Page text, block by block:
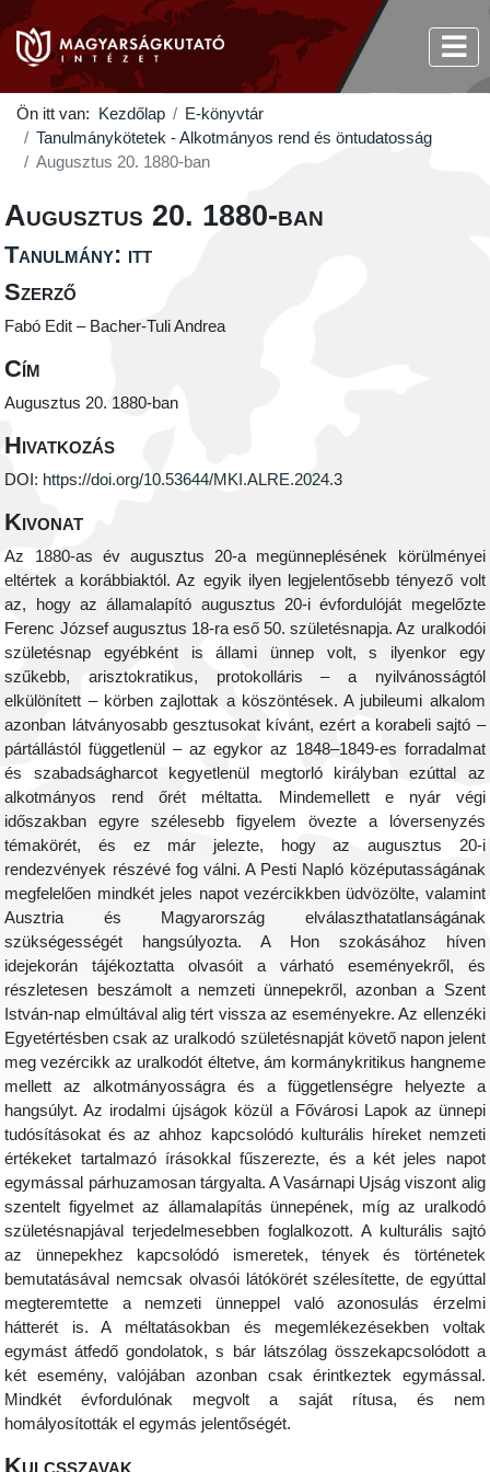
Ön itt van: Kezdőlap
E-könyvtár
Tanulmánykötetek - Alkotmányos rend és öntudatosság
Augusztus 20. 1880-ban
Augusztus 20. 1880-ban
Tanulmány: itt
Szerző
Fabó Edit – Bacher-Tuli Andrea
Cím
Augusztus 20. 1880-ban
Hivatkozás
DOI: https://doi.org/10.53644/MKI.ALRE.2024.3
Kivonat
Az 1880-as év augusztus 20-a megünneplésének körülményei
eltértek a korábbiaktól. Az egyik ilyen legjelentősebb tényező volt
az, hogy az államalapító augusztus 20-i évfordulóját megelőzte
Ferenc József augusztus 18-ra eső 50. születésnapja. Az uralkodói
születésnap egyébként is állami ünnep volt, s ilyenkor egy
szűkebb, arisztokratikus, protokolláris – a nyilvánosságtól
elkülönített – körben zajlottak a köszöntések. A jubileumi alkalom
azonban látványosabb gesztusokat kívánt, ezért a korabeli sajtó –
pártállástól függetlenül – az egykor az 1848–1849-es forradalmat
és szabadságharcot kegyetlenül megtorló királyban ezúttal az
alkotmányos rend őrét méltatta. Mindemellett e nyár végi
időszakban egyre szélesebb figyelem övezte a lóversenyzés
témakörét, és ez már jelezte, hogy az augusztus 20-i
rendezvények részévé fog válni. A Pesti Napló középutasságának
megfelelően mindkét jeles napot vezércikkben üdvözölte, valamint
Ausztria és Magyarország elválaszthatatlanságának
szükségességét hangsúlyozta. A Hon szokásához híven
idejekorán tájékoztatta olvasóit a várható eseményekről, és
részletesen beszámolt a nemzeti ünnepekről, azonban a Szent
István-nap elmúltával alig tért vissza az eseményekre. Az ellenzéki
Egyetértésben csak az uralkodó születésnapját követő napon jelent
meg vezércikk az uralkodót éltetve, ám kormánykritikus hangneme
mellett az alkotmányosságra és a függetlenségre helyezte a
hangsúlyt. Az irodalmi újságok közül a Fővárosi Lapok az ünnepi
tudósításokat és az ahhoz kapcsolódó kulturális híreket nemzeti
értékeket tartalmazó írásokkal fűszerezte, és a két jeles napot
egymással párhuzamosan tárgyalta. A Vasárnapi Ujság viszont alig
szentelt figyelmet az államalapítás ünnepének, míg az uralkodó
születésnapjával terjedelmesebben foglalkozott. A kulturális sajtó
az ünnepekhez kapcsolódó ismeretek, tények és történetek
bemutatásával nemcsak olvasói látókörét szélesítette, de egyúttal
megteremtette a nemzeti ünneppel való azonosulás érzelmi
hátterét is. A méltatásokban és megemlékezésekben voltak
egymást átfedő gondolatok, s bár látszólag összekapcsolódott a
két esemény, valójában azonban csak érintkeztek egymással.
Mindkét évfordulónak megvolt a saját rítusa, és nem
homályosították el egymás jelentőségét.
Kulcsszavak